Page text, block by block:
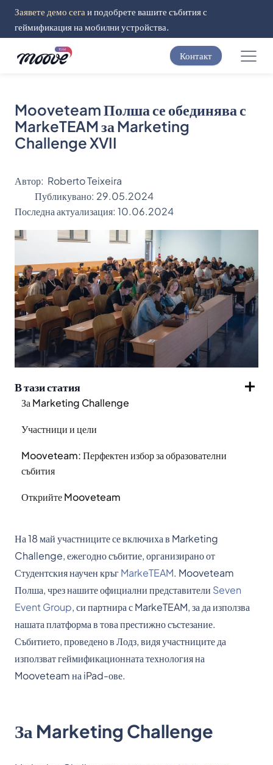
Заявете демо сега и подобрете вашите събития с
геймификация на мобилни устройства.
Контакт
Mooveteam Полша се обединява с
MarkeTEAM за Marketing
Challenge XVII
Автор: Roberto Teixeira
Публикувано: 29.05.2024
Последна актуализация: 10.06.2024
В тази статия
За Marketing Challenge
Участници и цели
Mooveteam: Перфектен избор за образователни
събития
Открийте Mooveteam
На 18 май участниците се включиха в Marketing
Challenge, ежегодно събитие, организирано от
Студентския научен кръгMarkeTEAM. Mooveteam
Полша, чрез нашите официални представители Seven
Event Group, си партнира с MarkeTEAM, за да използва
нашата платформа в това престижно състезание.
Събитието, проведено в Лодз, видя участниците да
използват геймификационната технология на
Mooveteam на iPad-ове.
За Marketing Challenge